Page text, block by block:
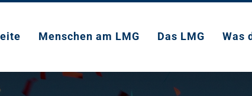
Menschen am LMG Das LMG Was